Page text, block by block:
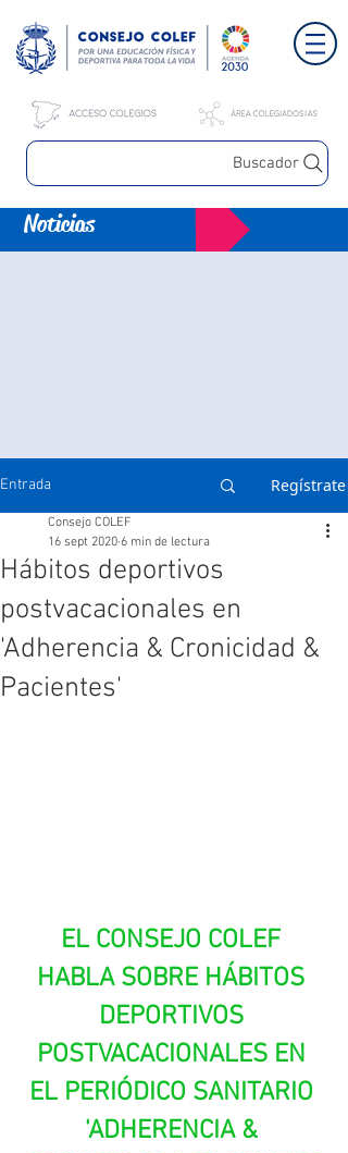
Buscador
Noticias
Entrada Regístrate
Hábitos deportivos
postvacacionales en
'Adherencia & Cronicidad &
Pacientes'
Consejo COLEF
16 sept 2020 6 min de lectura
EL CONSEJO COLEF
HABLA SOBRE HÁBITOS
DEPORTIVOS
POSTVACACIONALES EN
EL PERIÓDICO SANITARIO
'ADHERENCIA &